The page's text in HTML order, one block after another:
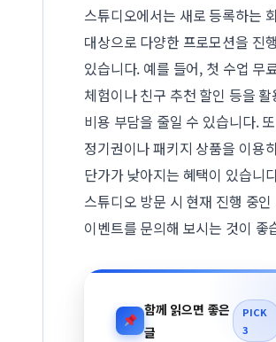
스튜디오에서는 새로 등록하는
대상으로 다양한 프로모션을 진
있습니다. 예를 들어, 첫 수업 무
체험이나 친구 추천 할인 등을 활
비용 부담을 줄일 수 있습니다.
정기권이나 패키지 상품을 이용
단가가 낮아지는 혜택이 있습니
스튜디오 방문 시 현재 진행 중인
이벤트를 문의해 보시는 것이 좋
함께 읽으면 좋은
글
PICK
3